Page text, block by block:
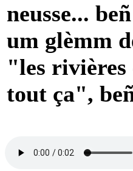
neusse...
um glèmm
"les rivières
tout ça",